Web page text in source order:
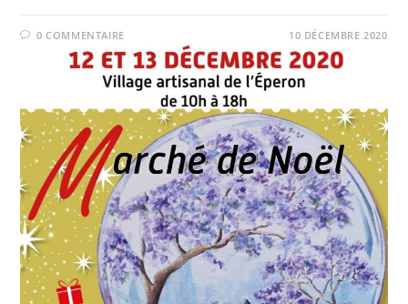
0 COMMENTAIRE 10 DÉCEMBRE 2020